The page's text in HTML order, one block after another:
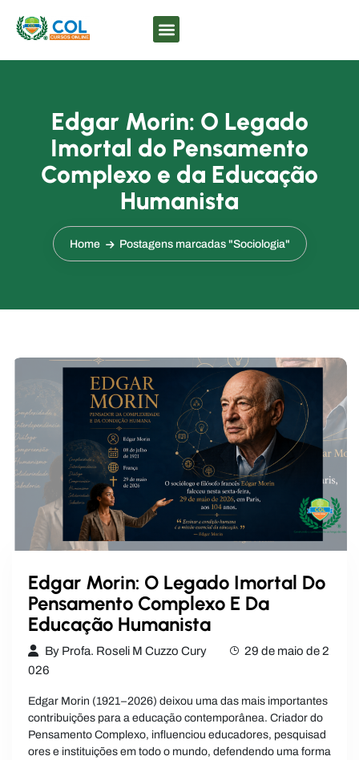
Edgar Morin: O Legado
Imortal do Pensamento
Complexo e da Educação
Humanista
Home Postagens marcadas "Sociologia"
Edgar Morin: O Legado Imortal Do
Pensamento Complexo E Da
Educação Humanista
By Profa. Roseli M Cuzzo Cury
29 de maio de 2
026
Edgar Morin (1921–2026) deixou uma das mais importantes
contribuições para a educação contemporânea. Criador do
Pensamento Complexo, influenciou educadores, pesquisad
ores e instituições em todo o mundo, defendendo uma forma